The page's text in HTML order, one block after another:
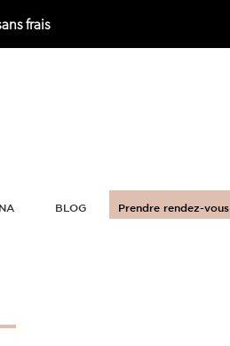
frais
BLOG Prendre rendez-vous